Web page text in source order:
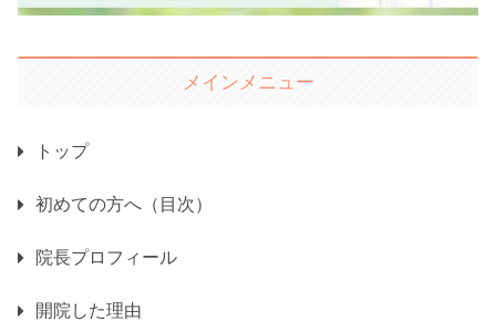
メインメニュー
トップ
初めての方へ（目次）
院長プロフィール
開院した理由